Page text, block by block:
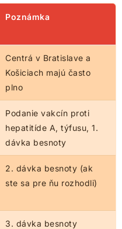
Poznámka
Centrá v Bratislave a
Košiciach majú často
plno
Podanie vakcín proti
hepatitíde A, týfusu, 1.
dávka besnoty
2. dávka besnoty (ak
ste sa pre ňu rozhodli)
3. dávka besnoty